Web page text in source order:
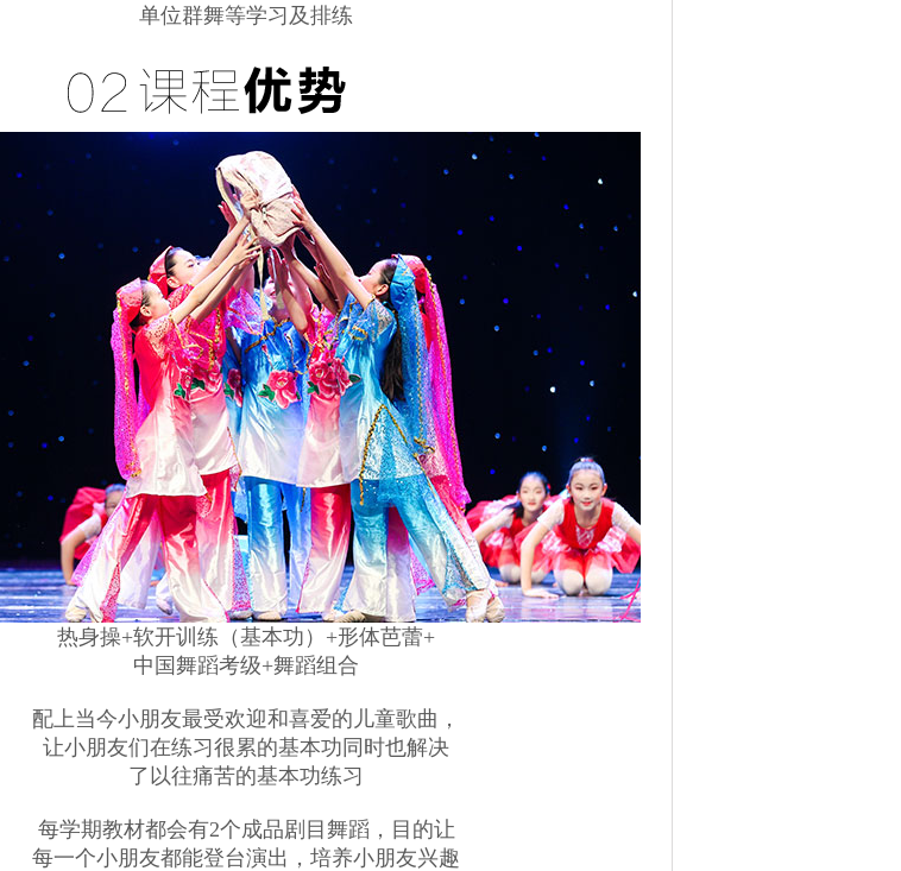
单位群舞等学习及排练
热身操+软开训练（基本功）+形体芭蕾+
中国舞蹈考级+舞蹈组合
配上当今小朋友最受欢迎和喜爱的儿童歌曲，
让小朋友们在练习很累的基本功同时也解决
了以往痛苦的基本功练习
每学期教材都会有2个成品剧目舞蹈，目的让
每一个小朋友都能登台演出，培养小朋友兴趣